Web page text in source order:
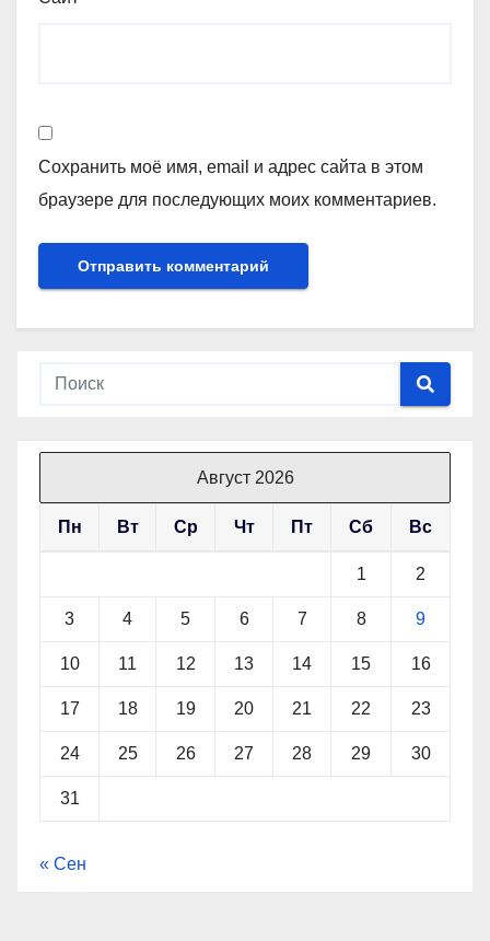
Сохранить моё имя, email и адрес сайта в этом
браузере для последующих моих комментариев.
Август 2026
Пн Вт Ср Чт Пт Сб Вс
1 2
3 4 5 6 7 8 9
10 11 12 13 14 15 16
17 18 19 20 21 22 23
24 25 26 27 28 29 30
31
« Сен